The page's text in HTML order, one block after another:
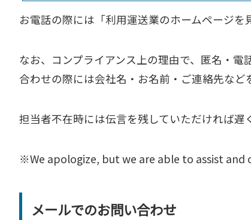
お電話の際には「利用運送業のホームページを
なお、コンプライアンス上の理由で、匿名・
合わせの際には会社名・お名前・ご連絡先など
担当者不在時には伝言を残していただければ遅
※We apologize, but we are able to assist and
メールでのお問い合わせ